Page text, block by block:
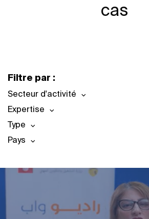
cas
Filtre par :
Secteur d'activité
Expertise
Type
Pays